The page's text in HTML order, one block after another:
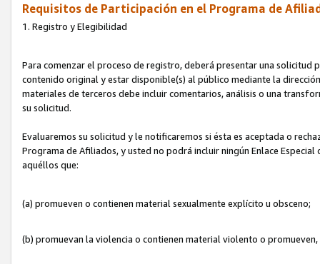
Requisitos de Participación en el Programa de
1. Registro y Elegibilidad
Para comenzar el proceso de registro, deberá presentar una solicitud
contenido original y estar disponible(s) al público mediante la
materiales de terceros debe incluir comentarios, análisis o una
su solicitud.
Evaluaremos su solicitud y le notificaremos si ésta es aceptada o
Programa de Afiliados, y usted no podrá incluir ningún Enlace
aquéllos que:
(a) promueven o contienen material sexualmente explícito u obsceno;
(b) promuevan la violencia o contienen material violento o